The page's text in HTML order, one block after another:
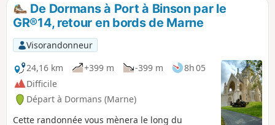
De Dormans à Port à Binson par le
GR®14, retour en bords de Marne
Visorandonneur
24,16 km
+399 m -399 m
8h 05
Difficile
Départ à Dormans (Marne)
Cette randonnée vous mènera le long du